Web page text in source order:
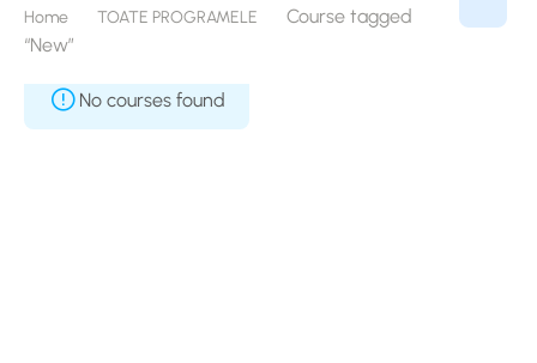
Home TOATE PROGRAMELE
Course tagged
“New”
No courses found